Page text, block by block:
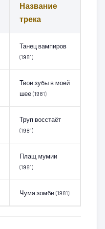
Название
трека
Танец вампиров
(1981)
Твои зубы в моей
шее (1981)
Труп восстаёт
(1981)
Плащ мумии
(1981)
Чума зомби (1981)